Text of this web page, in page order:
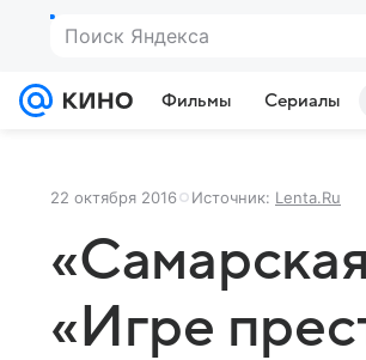
Поиск Яндекса
Фильмы Сериалы
22 октября 2016 Источник: Lenta.Ru
«Игре